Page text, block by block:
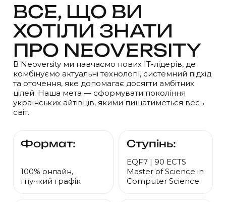
ВСЕ, ЩО ВИ
ХОТІЛИ ЗНАТИ
ПРО NEOVERSITY
В Neoversity ми навчаємо нових IT-лідерів, де
комбінуємо актуальні технології, системний підхід
та оточення, яке допомагає досягти амбітних
цілей. Наша мета — сформувати покоління
українських айтівців, якими пишатиметься весь
світ.
Формат:
100% онлайн,
гнучкий графік
Ступінь:
EQF7 | 90 ECTS
Master of Science in
Computer Science